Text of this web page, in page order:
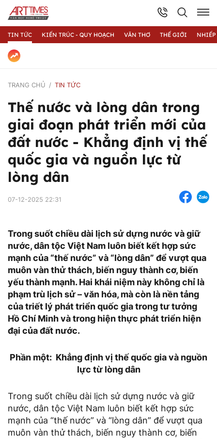
TIN TỨC KIẾN TRÚC - QUY HOẠCH VĂN THƠ THẾ GIỚI
TRANG CHỦ TIN TỨC
Thế nước và lòng dân trong
giai đoạn phát triển mới của
đất nước - Khẳng định vị thế
quốc gia và nguồn lực từ
lòng dân
07-12-2025 22:31
Trong suốt chiều dài lịch sử dựng nước và giữ
nước, dân tộc Việt Nam luôn biết kết hợp sức
mạnh của “thế nước” và “lòng dân” để vượt qua
muôn vàn thử thách, biến nguy thành cơ, biến
yếu thành mạnh. Hai khái niệm này không chỉ là
phạm trù lịch sử – văn hóa, mà còn là nền tảng
của triết lý phát triển quốc gia trong tư tưởng
Hồ Chí Minh và trong hiện thực phát triển hiện
đại của đất nước.
Phần một: Khẳng định vị thế quốc gia và nguồn
lực từ lòng dân
Trong suốt chiều dài lịch sử dựng nước và giữ
nước, dân tộc Việt Nam luôn biết kết hợp sức
mạnh của “thế nước” và “lòng dân” để vượt qua
muôn vàn thử thách, biến nguy thành cơ, biến